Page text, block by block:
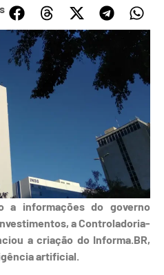
a informações do governo
a Controladoria-
a criação do Informa.BR,
artificial.